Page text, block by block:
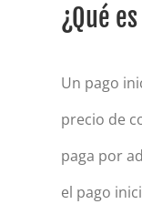
¿Qué
Un pago
precio de
paga por
el pago